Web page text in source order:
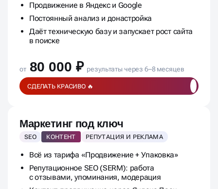
Продвижение в Яндекс и Google
Постоянный анализ и донастройка
Даёт техническую базу и запускает рост сайта
в поиске
от 80 000 ₽ результаты через 6–8 месяцев
СДЕЛАТЬ КРАСИВО 🔥
Маркетинг под ключ
SEO КОНТЕНТ РЕПУТАЦИЯ И РЕКЛАМА
Всё из тарифа «Продвижение + Упаковка»
Репутационное SEO (SERM): работа
с отзывами, упоминания, модерация